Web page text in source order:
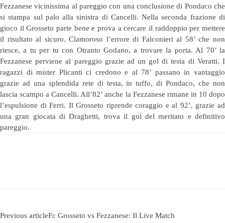
Fezzanese vicinissima al pareggio con una conclusione di Pondaco che
si stampa sul palo alla sinistra di Cancelli. Nella seconda frazione di
gioco il Grosseto parte bene e prova a cercare il raddoppio per mettere
il risultato al sicuro. Clamoroso l’errore di Falconieri al 58’ che non
riesce, a tu per tu con Otranto Godano, a trovare la porta. Al 70’ la
Fezzanese perviene al pareggio grazie ad un gol di testa di Veratti. I
ragazzi di mister Plicanti ci credono e al 78’ passano in vantaggio
grazie ad una splendida rete di testa, in tuffo, di Pondaco, che non
lascia scampo a Cancelli. All’82’ anche la Fezzanese rimane in 10 dopo
l’espulsione di Ferri. Il Grosseto riprende coraggio e al 92’, grazie ad
una gran giocata di Draghetti, trova il gol del meritato e definitivo
pareggio.
Previous articleFc Grosseto vs Fezzanese: Il Live Match